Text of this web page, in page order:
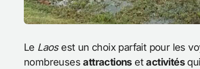
Le Laosest un choix parfait pour les
nombreusesattractionsetactivités